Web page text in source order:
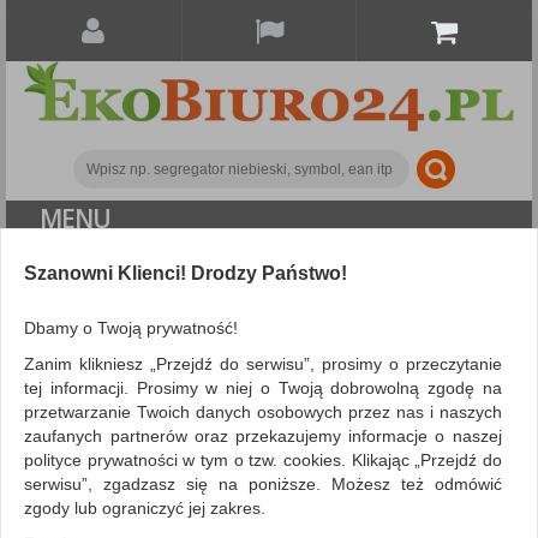
MENU
ALL CATEGORIES
FILTRY
Search
NIE ZNALEZIONO PRODUKTÓW
Nie odnaleziono produktów wg przyjętych kryteriów
PODPOWIEDZI
Szanowni Klienci! Drodzy Państwo!
Dbamy o Twoją prywatność!
Zanim klikniesz „Przejdź do serwisu”, prosimy o przeczytanie
tej informacji. Prosimy w niej o Twoją dobrowolną zgodę na
przetwarzanie Twoich danych osobowych przez nas i naszych
zaufanych partnerów oraz przekazujemy informacje o naszej
polityce prywatności w tym o tzw. cookies. Klikając „Przejdź do
serwisu”, zgadzasz się na poniższe. Możesz też odmówić
zgody lub ograniczyć jej zakres.